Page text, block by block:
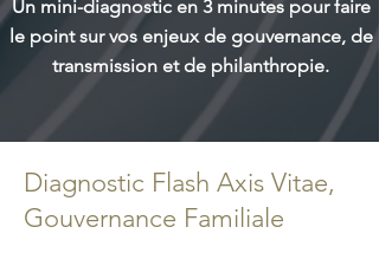
Un mini-diagnostic en 3 minutes pour faire
le point sur vos enjeux de gouvernance, de
transmission et de philanthropie.
Diagnostic Flash Axis Vitae,
Gouvernance Familiale